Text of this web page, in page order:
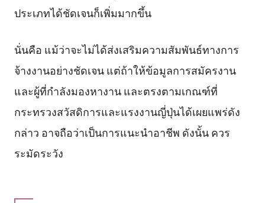
ประเภทได้ชัดเจนก็เพิ่มมากขึ้น
นั่นคือ แม้ว่าจะไม่ได้ส่งเสริมความสัมพันธ์ทางการ
จ้างงานอย่างชัดเจน แต่ถ้าให้ข้อมูลการสมัครงาน
และผู้ที่กำลังมองหางาน และตรงตามเกณฑ์ที่
กระทรวงสวัสดิการและแรงงานญี่ปุ่นได้เผยแพร่ดัง
กล่าว อาจถือว่าเป็นการแนะนำอาชีพ ดังนั้น ควร
ระมัดระวัง